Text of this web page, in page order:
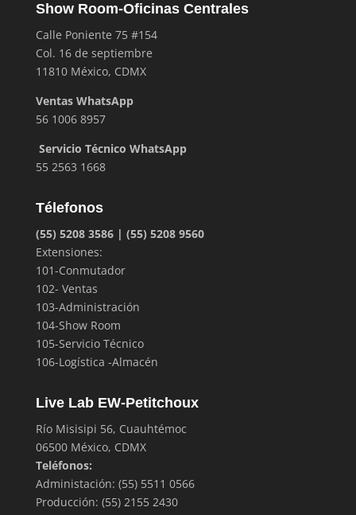
Show Room-Oficinas Centrales
Calle Poniente 75 #154
Col. 16 de septiembre
11810 México, CDMX
Ventas WhatsApp
56 1006 8957
Servicio Técnico WhatsApp
55 2563 1668
Télefonos
(55) 5208 3586 | (55) 5208 9560
Extensiones:
101-Conmutador
102- Ventas
103-Administración
104-Show Room
105-Servicio Técnico
106-Logística -Almacén
Live Lab EW-Petitchoux
Río Misisipi 56, Cuauhtémoc
06500 México, CDMX
Teléfonos:
Administación: (55) 5511 0566
Producción: (55) 2155 2430